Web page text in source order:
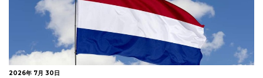
2026年 7月 24日